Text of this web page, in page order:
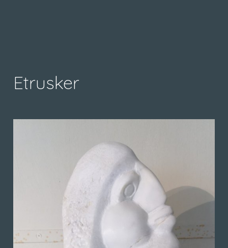
Etrusker